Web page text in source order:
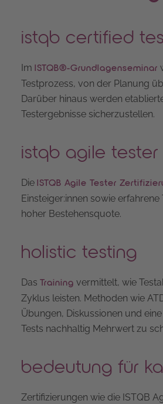
istqb certified
Im ISTQB®-Grundlagenseminar
Testprozess, von der Planung
Darüber hinaus werden
Testergebnisse sicherzustellen.
istqb agile tester
Die ISTQB Agile Tester
Einsteiger:innen sowie
hoher Bestehensquote.
holistic testing
Das Training vermittelt, wie
Zyklus leisten. Methoden wie
Übungen, Diskussionen und
Tests nachhaltig Mehrwert zu
bedeutung für
Zertifizierungen wie die ISTQB